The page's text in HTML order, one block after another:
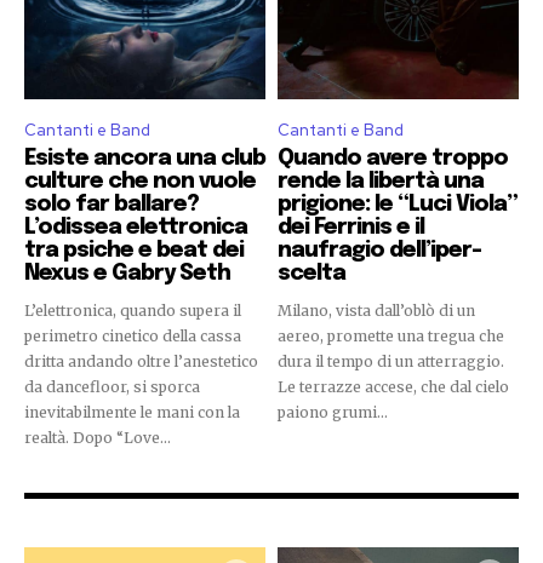
Cantanti e Band
Esiste ancora una club
culture che non vuole
solo far ballare?
L’odissea elettronica
tra psiche e beat dei
Nexus e Gabry Seth
L’elettronica, quando supera il
perimetro cinetico della cassa
dritta andando oltre l’anestetico
da dancefloor, si sporca
inevitabilmente le mani con la
realtà. Dopo “Love...
Cantanti e Band
Quando avere troppo
rende la libertà una
prigione: le “Luci Viola”
dei Ferrinis e il
naufragio dell’iper-
scelta
Milano, vista dall’oblò di un
aereo, promette una tregua che
dura il tempo di un atterraggio.
Le terrazze accese, che dal cielo
paiono grumi...